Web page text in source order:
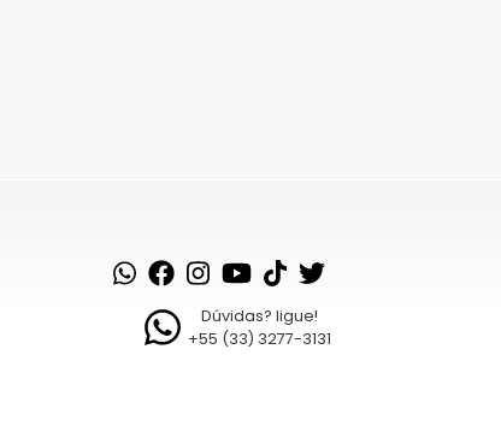
Dúvidas? ligue!
+55 (33) 3277-3131